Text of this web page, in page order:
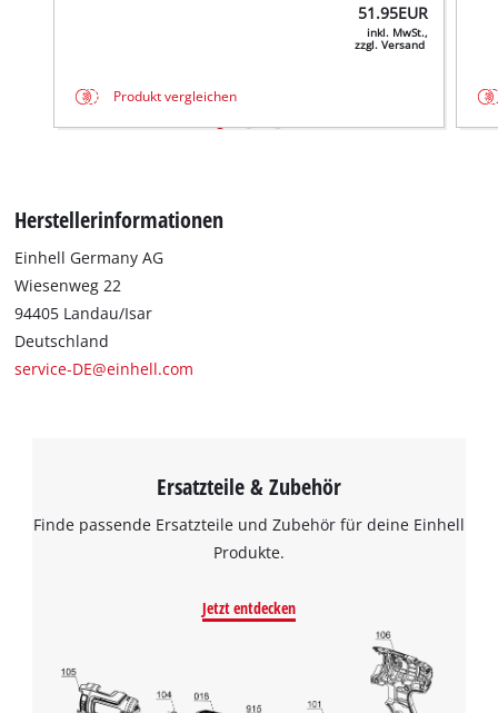
51.95EUR
inkl. MwSt.,
zzgl. Versand
Produkt vergleichen
Herstellerinformationen
Einhell Germany AG
Wiesenweg 22
94405 Landau/Isar
Deutschland
service-DE@einhell.com
Ersatzteile & Zubehör
Finde passende Ersatzteile und Zubehör für deine Einhell
Produkte.
Jetzt entdecken